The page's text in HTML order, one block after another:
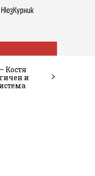
НюзКурник
Костя
и